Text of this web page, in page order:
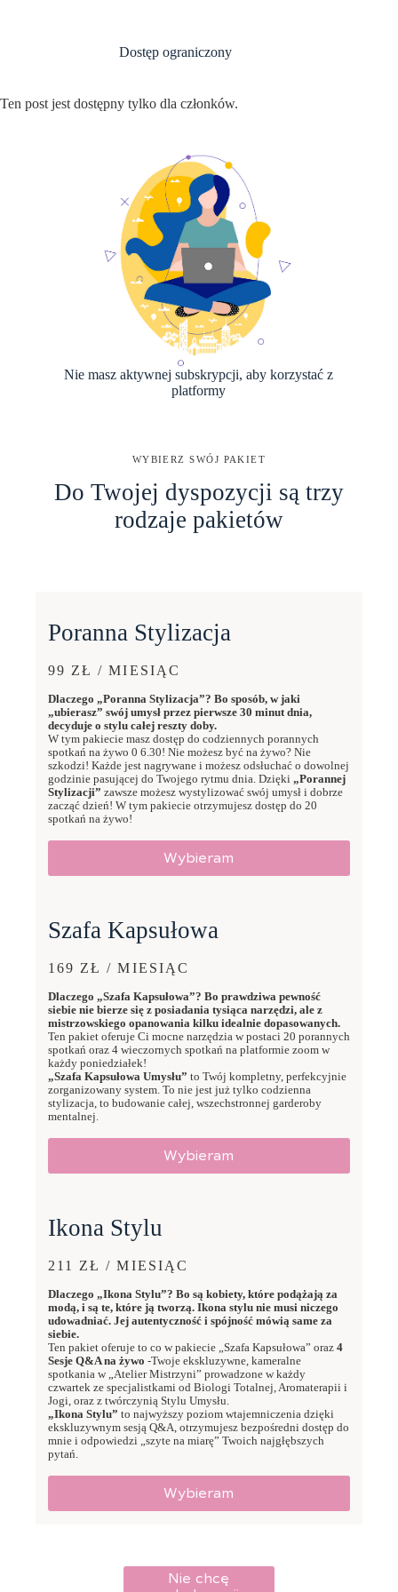
Dostęp ograniczony
Ten post jest dostępny tylko dla członków.
Nie masz aktywnej subskrypcji, aby korzystać z
platformy
WYBIERZ SWÓJ PAKIET
Do Twojej dyspozycji są trzy
rodzaje pakietów
Poranna Stylizacja
99 ZŁ / MIESIĄC
Dlaczego „Poranna Stylizacja”? Bo sposób, w jaki
„ubierasz” swój umysł przez pierwsze 30 minut dnia,
decyduje o stylu całej reszty doby.
W tym pakiecie masz dostęp do codziennych porannych
spotkań na żywo 0 6.30! Nie możesz być na żywo? Nie
szkodzi! Każde jest nagrywane i możesz odsłuchać o dowolnej
godzinie pasującej do Twojego rytmu dnia. Dzięki „Porannej
Stylizacji” zawsze możesz wystylizować swój umysł i dobrze
zacząć dzień! W tym pakiecie otrzymujesz dostęp do 20
spotkań na żywo!
Wybieram
Szafa Kapsułowa
169 ZŁ / MIESIĄC
Dlaczego „Szafa Kapsułowa”? Bo prawdziwa pewność
siebie nie bierze się z posiadania tysiąca narzędzi, ale z
mistrzowskiego opanowania kilku idealnie dopasowanych.
Ten pakiet oferuje Ci mocne narzędzia w postaci 20 porannych
spotkań oraz 4 wieczornych spotkań na platformie zoom w
każdy poniedziałek!
„Szafa Kapsułowa Umysłu” to Twój kompletny, perfekcyjnie
zorganizowany system. To nie jest już tylko codzienna
stylizacja, to budowanie całej, wszechstronnej garderoby
mentalnej.
Wybieram
Ikona Stylu
211 ZŁ / MIESIĄC
Dlaczego „Ikona Stylu”? Bo są kobiety, które podążają za
modą, i są te, które ją tworzą. Ikona stylu nie musi niczego
udowadniać. Jej autentyczność i spójność mówią same za
siebie.
Ten pakiet oferuje to co w pakiecie „Szafa Kapsułowa” oraz 4
Sesje Q&A na żywo -Twoje ekskluzywne, kameralne
spotkania w „Atelier Mistrzyni” prowadzone w każdy
czwartek ze specjalistkami od Biologi Totalnej, Aromaterapii i
Jogi, oraz z twórczynią Stylu Umysłu.
„Ikona Stylu” to najwyższy poziom wtajemniczenia dzięki
ekskluzywnym sesją Q&A, otrzymujesz bezpośredni dostęp do
mnie i odpowiedzi „szyte na miarę” Twoich najgłębszych
pytań.
Wybieram
Nie chcę